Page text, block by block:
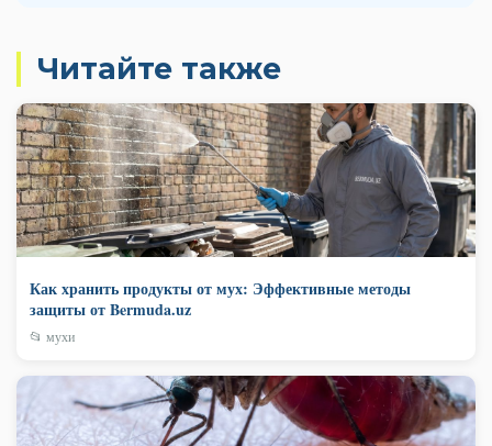
Читайте также
Как хранить продукты от мух: Эффективные методы
защиты от Bermuda.uz
📂 мухи